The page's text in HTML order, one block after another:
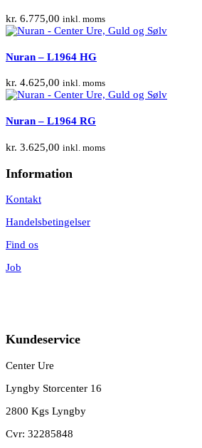
kr. 6.775,00 inkl. moms
Nuran – L1964 HG
kr. 4.625,00 inkl. moms
Nuran – L1964 RG
kr. 3.625,00 inkl. moms
Information
Kontakt
Handelsbetingelser
Find os
Job
Kundeservice
Center Ure
Lyngby Storcenter 16
2800 Kgs Lyngby
Cvr: 32285848